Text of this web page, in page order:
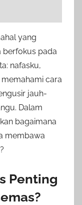
yang
berfokus pada
nafasku,
cara
jauh-
Dalam
bagaimana
membawa
Penting